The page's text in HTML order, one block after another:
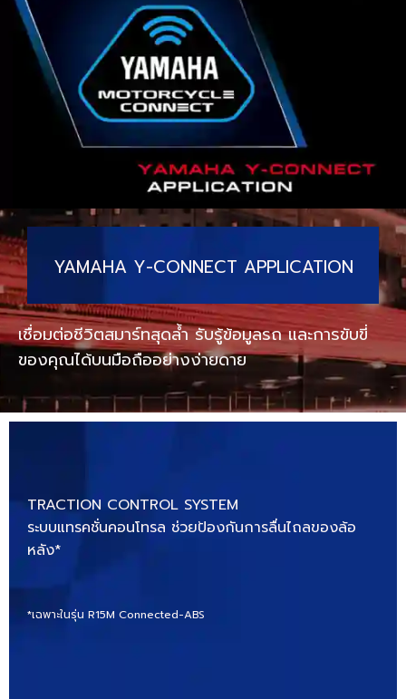
YAMAHA Y-CONNECT APPLICATION
เชื่อมต่อชีวิตสมาร์ทสุดล้ำ รับรู้ข้อมูลรถ และการขับขี่
ของคุณได้บนมือถืออย่างง่ายดาย
TRACTION CONTROL SYSTEM
ระบบแทรคชั่นคอนโทรล ช่วยป้องกันการลื่นไถลของล้อ
หลัง*
*เฉพาะในรุ่น R15M Connected-ABS